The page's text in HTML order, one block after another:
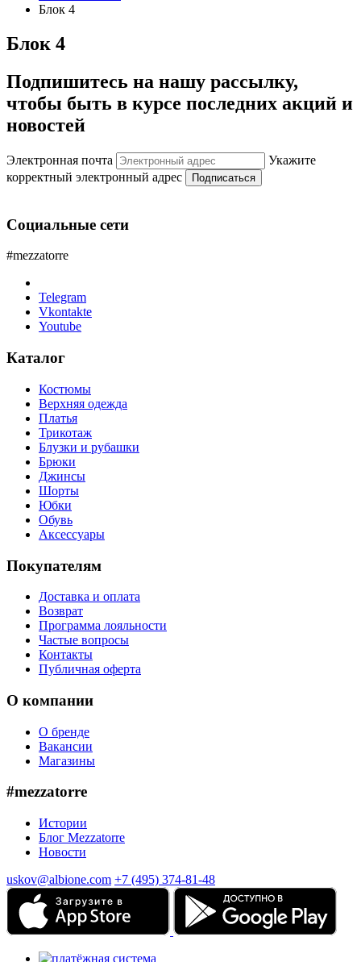
Блок 4
Блок 4
Подпишитесь на нашу рассылку,
чтобы быть в курсе последних акций и
новостей
Электронная почта
Укажите
корректный электронный адрес
Подписаться
Социальные сети
#mezzatorre
Telegram
Vkontakte
Youtube
Каталог
Костюмы
Верхняя одежда
Платья
Трикотаж
Блузки и рубашки
Брюки
Джинсы
Шорты
Юбки
Обувь
Аксессуары
Покупателям
Доставка и оплата
Возврат
Программа лояльности
Частые вопросы
Контакты
Публичная оферта
О компании
О бренде
Вакансии
Магазины
#mezzatorre
Истории
Блог Mezzatorre
Новости
uskov@albione.com +7 (495) 374-81-48